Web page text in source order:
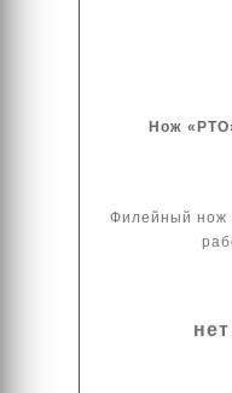
Нож
Филейный нож